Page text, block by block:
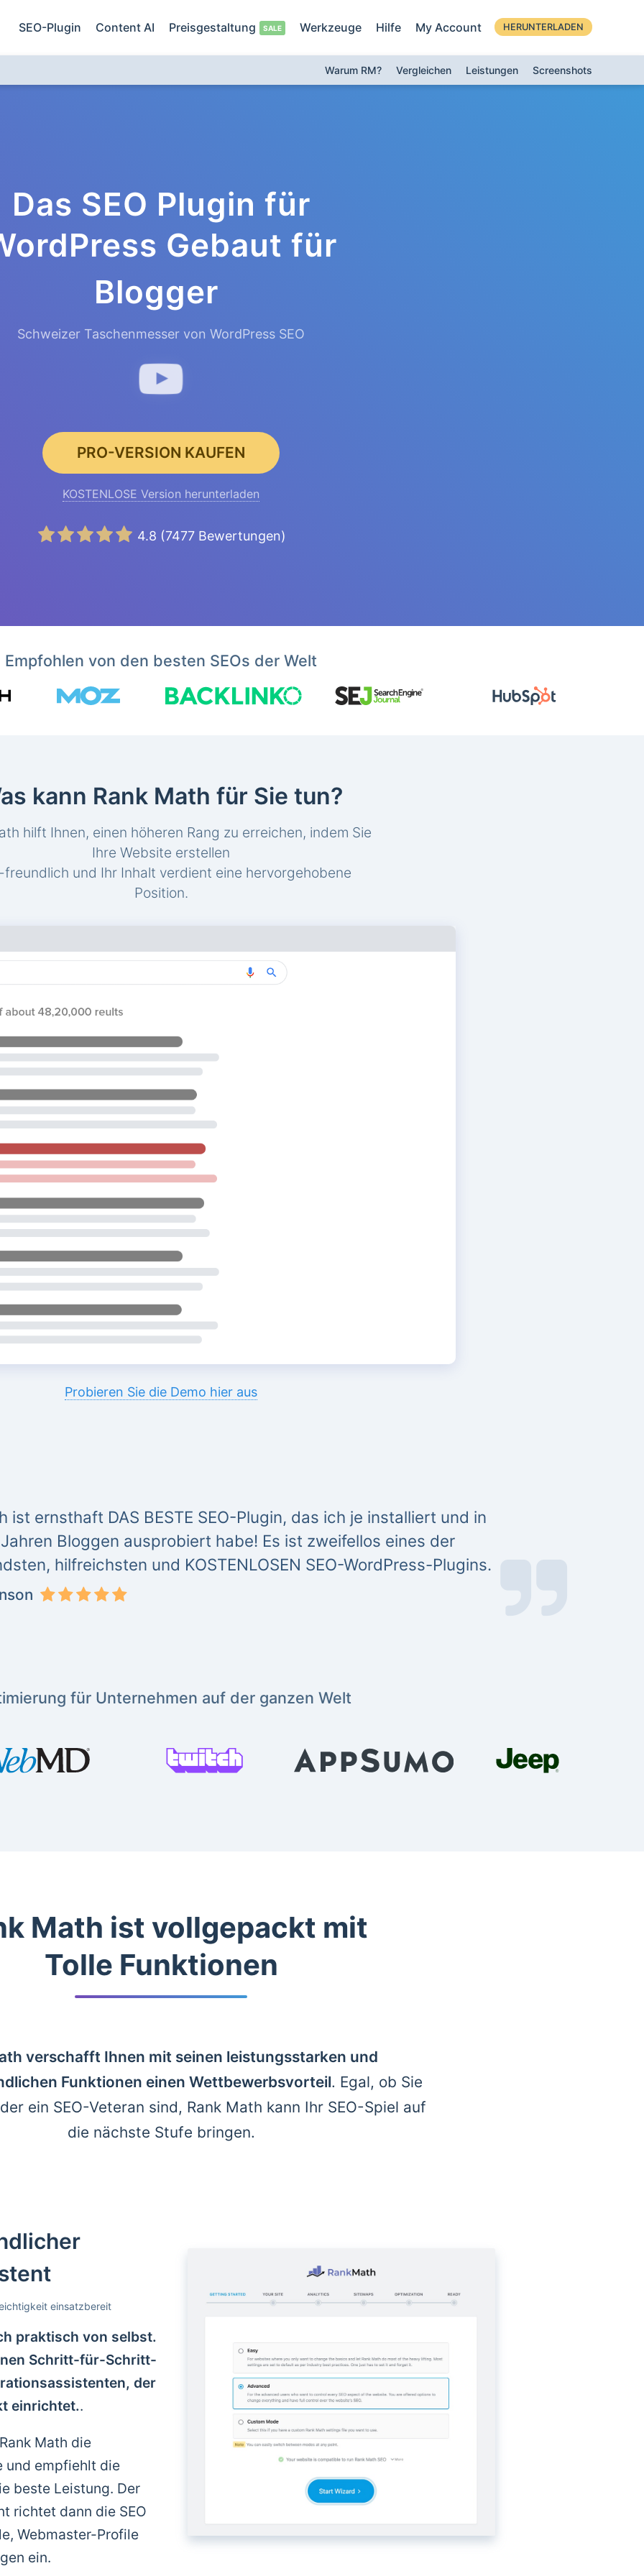
SEO-Plugin Content AI Preisgestaltung Werkzeuge Hilfe My Account HERUNTERLADEN
Warum RM? Vergleichen Leistungen Screenshots
Das SEO Plugin für
Gebaut für
Blogger
Schweizer Taschenmesser von WordPress SEO
PRO-VERSION KAUFEN
KOSTENLOSE Version herunterladen
4.8 (7477Bewertungen)
Empfohlen von den besten SEOs der Welt
kann Rank Math für Sie tun?
hilft Ihnen, einen höheren Rang zu erreichen, indem Sie
Ihre Website erstellen
freundlich und Ihr Inhalt verdient eine hervorgehobene
Position.
Probieren Sie die Demo hier aus
ist ernsthaft DAS BESTE SEO-Plugin, das ich je installiert und in
Bloggen ausprobiert habe! Es ist zweifellos eines der
hilfreichsten und KOSTENLOSEN SEO-WordPress-Plugins.
für Unternehmen auf der ganzen Welt
Math ist vollgepackt mit
Tolle Funktionen
verschafft Ihnen mit seinen leistungsstarken und
Funktionen einen Wettbewerbsvorteil. Egal, ob Sie
ein SEO-Veteran sind, Rank Math kann Ihr SEO-Spiel auf
die nächste Stufe bringen.
einsatzbereit
praktisch von selbst.
Schritt-für-Schritt-
der
einrichtet..
Math die
und empfiehlt die
beste Leistung. Der
richtet dann die SEO
Webmaster-Profile
ein.